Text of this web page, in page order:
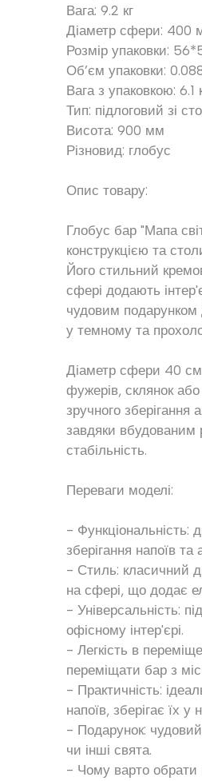
Вага: 9.2 кг
Діаметр сфери: 400
Розмір упаковки:
Об’єм упаковки:
Вага з упаковкою: 6.1
Тип: підлоговий зі
Висота: 900 мм
Різновид: глобус
Опис товару:
Глобус бар "Мапа
конструкцією та
Його стильний
сфері додають
чудовим подарунком
у темному та
Діаметр сфери 40 см
фужерів, склянок
зручного зберігання
завдяки вбудованим
стабільність.
Переваги моделі:
- Функціональність:
зберігання напоїв та
- Стиль: класичний
на сфері, що додає
- Універсальність:
офісному інтер'єрі.
- Легкість в
переміщати бар з
- Практичність:
напоїв, зберігає їх
- Подарунок:
чи інші свята.
- Чому варто обрати